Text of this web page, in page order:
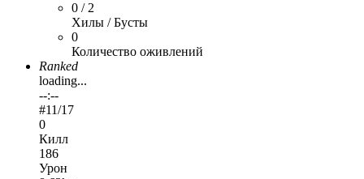
0 / 2
Хилы / Бусты
0
Количество оживлений
Ranked
loading...
--:--
#11/17
0
Килл
186
Урон